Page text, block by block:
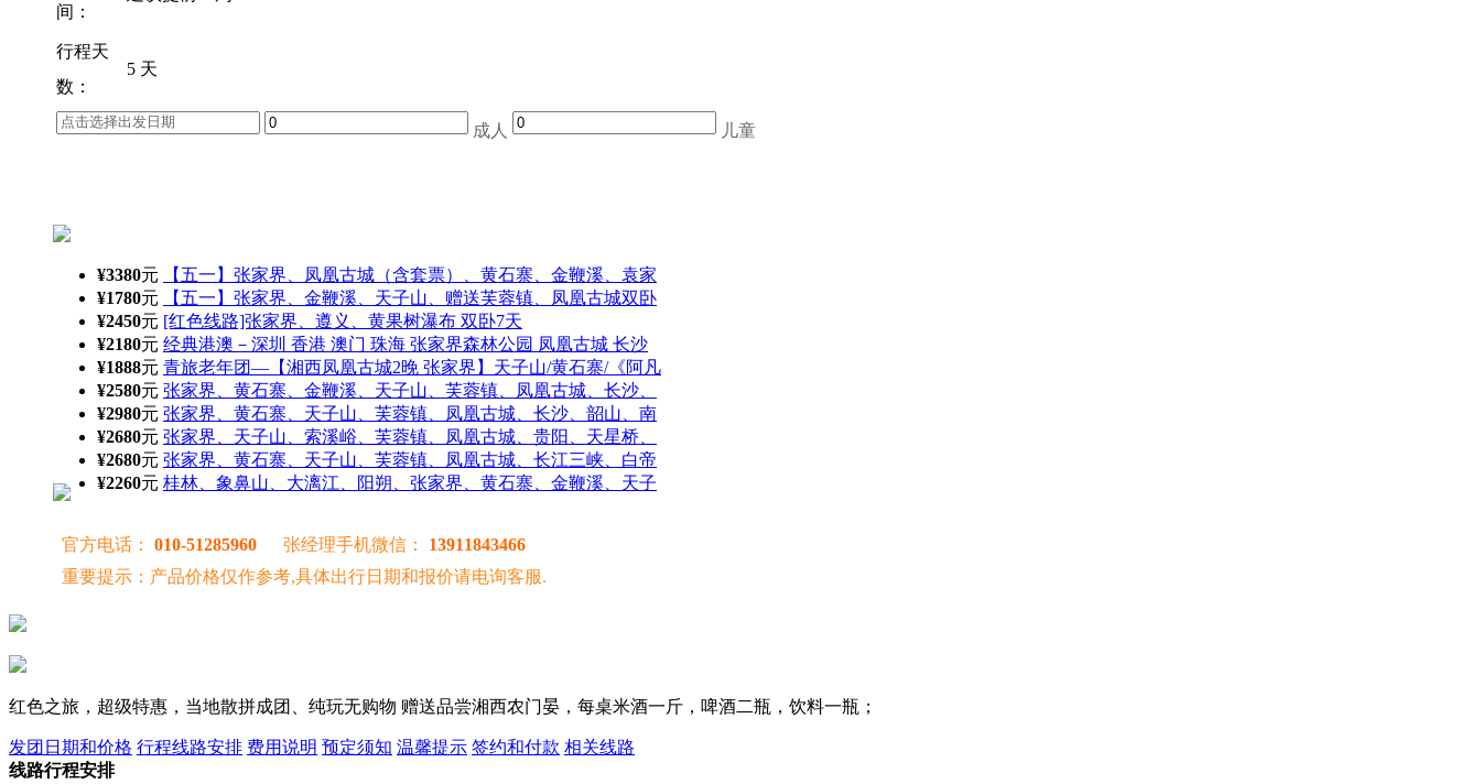
间：
行程天
数：
5 天
成人 儿童
¥3380元
【五一】张家界、凤凰古城（含套票）、黄石寨、金鞭溪、袁家
¥1780元
【五一】张家界、金鞭溪、天子山、赠送芙蓉镇、凤凰古城双卧
¥2450元 [红色线路]张家界、遵义、黄果树瀑布 双卧7天
¥2180元 经典港澳－深圳 香港 澳门 珠海 张家界森林公园 凤凰古城 长沙
¥1888元 青旅老年团—【湘西凤凰古城2晚 张家界】天子山/黄石寨/《阿凡
¥2580元 张家界、黄石寨、金鞭溪、天子山、芙蓉镇、凤凰古城、长沙、
¥2980元 张家界、黄石寨、天子山、芙蓉镇、凤凰古城、长沙、韶山、南
¥2680元 张家界、天子山、索溪峪、芙蓉镇、凤凰古城、贵阳、天星桥、
¥2680元 张家界、黄石寨、天子山、芙蓉镇、凤凰古城、长江三峡、白帝
¥2260元 桂林、象鼻山、大漓江、阳朔、张家界、黄石寨、金鞭溪、天子
官方电话： 010-51285960 张经理手机微信：
13911843466
重要提示：产品价格仅作参考,具体出行日期和报价请电询客服.
红色之旅，超级特惠，当地散拼成团、纯玩无购物 赠送品尝湘西农门晏，每桌米酒一斤，啤酒二瓶，饮料一瓶；
发团日期和价格 行程线路安排 费用说明 预定须知 温馨提示 签约和付款 相关线路
线路行程安排